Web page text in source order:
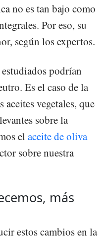
no es tan bajo como
Por eso, su
según los expertos.
podrían
Es el caso de la
aceites vegetales, que
sobre la
el aceite de oliva
sobre nuestra
más
estos cambios en la